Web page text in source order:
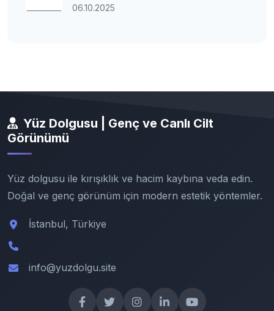
06.10.2025
Yüz Dolgusu | Genç ve Canlı Cilt
Görünümü
Yüz dolgusu ile kırışıklık ve hacim kaybına veda edin.
Doğal ve genç görünüm için modern estetik yöntemler.
İstanbul, Türkiye
info@yuzdolgu.site